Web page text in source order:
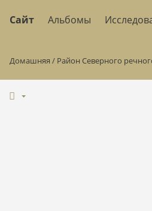
Сайт Альбомы
Домашняя / Район Северного